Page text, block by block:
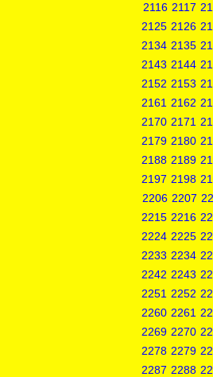
2116 2117
2125 2126
2134 2135
2143 2144
2152 2153
2161 2162
2170 2171
2179 2180
2188 2189
2197 2198
2206 2207
2215 2216
2224 2225
2233 2234
2242 2243
2251 2252
2260 2261
2269 2270
2278 2279
2287 2288